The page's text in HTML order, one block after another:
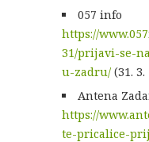
057 info
https://
31/prijavi-se-
u-zadru/(31. 3.
Antena
https://
te-pricalice-